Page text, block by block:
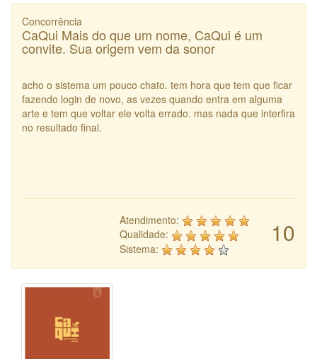
Concorrência
CaQui Mais do que um nome, CaQui é um
convite. Sua origem vem da sonor
acho o sistema um pouco chato. tem hora que tem que ficar
fazendo login de novo, as vezes quando entra em alguma
arte e tem que voltar ele volta errado. mas nada que interfira
no resultado final.
10
Atendimento:
Qualidade:
Sistema: